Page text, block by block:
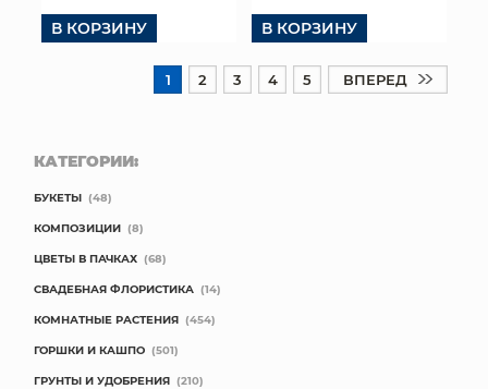
В КОРЗИНУ В КОРЗИНУ
1 2 3 4 5 ВПЕРЕД
КАТЕГОРИИ:
БУКЕТЫ (48)
КОМПОЗИЦИИ (8)
ЦВЕТЫ В ПАЧКАХ (68)
СВАДЕБНАЯ ФЛОРИСТИКА (14)
КОМНАТНЫЕ РАСТЕНИЯ (454)
ГОРШКИ И КАШПО (501)
ГРУНТЫ И УДОБРЕНИЯ (210)